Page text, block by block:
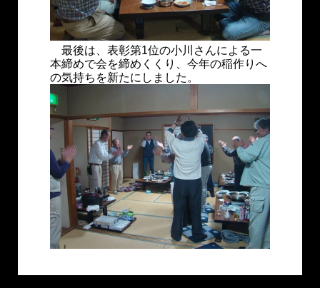
最後は、表彰第1位の小川さんによる一
本締めで会を締めくくり、今年の稲作りへ
の気持ちを新たにしました。